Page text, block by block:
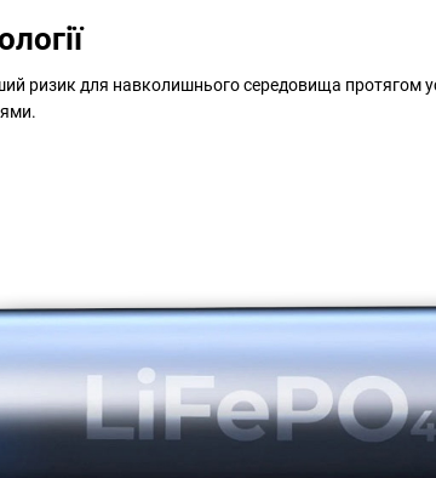
ризик для навколишнього середовища протягом